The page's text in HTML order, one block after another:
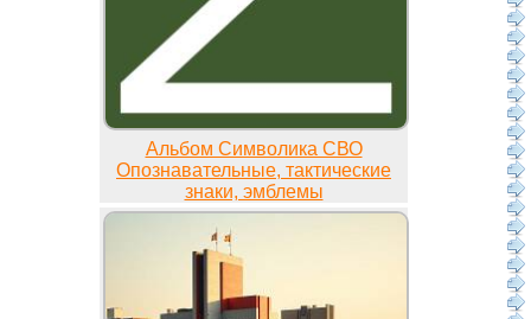
Альбом Символика СВО
Опознавательные, тактические
знаки, эмблемы